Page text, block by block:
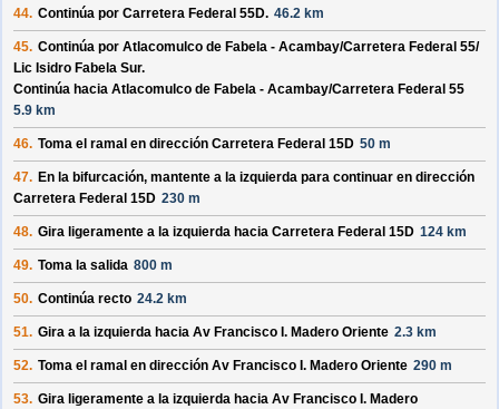
44. Continúa por Carretera Federal 55D. 46.2 km
45. Continúa por Atlacomulco de Fabela - Acambay/Carretera Federal 55/
Lic Isidro Fabela Sur.
Continúa hacia Atlacomulco de Fabela - Acambay/Carretera Federal 55
5.9 km
46. Toma el ramal en dirección Carretera Federal 15D 50 m
47. En la bifurcación, mantente a la izquierda para continuar en dirección
Carretera Federal 15D 230 m
48. Gira ligeramente a la izquierda hacia Carretera Federal 15D 124 km
49. Toma la salida 800 m
50. Continúa recto 24.2 km
51. Gira a la izquierda hacia Av Francisco I. Madero Oriente 2.3 km
52. Toma el ramal en dirección Av Francisco I. Madero Oriente 290 m
53. Gira ligeramente a la izquierda hacia Av Francisco I. Madero